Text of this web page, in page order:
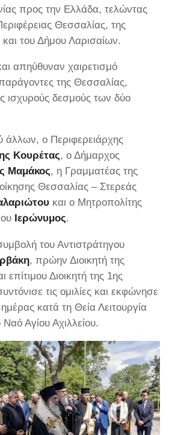
προς την Ελλάδα, τελώντας
Θεσσαλίας, της
και του Δήμου Λαρισαίων.
απηύθυναν χαιρετισμό
της Θεσσαλίας,
ισχυρούς δεσμούς των δύο
άλλων, ο Περιφερειάρχης
Κουρέτας, ο Δήμαρχος
Μαμάκος, η Γραμματέας της
Θεσσαλίας – Στερεάς
και ο Μητροπολίτης
Ιερώνυμος.
του Αντιστράτηγου
, πρώην Διοικητή της
Διοικητή της 1ης
τις ομιλίες και εκφώνησε
κατά τη Θεία Λειτουργία
Αγίου Αχιλλείου.